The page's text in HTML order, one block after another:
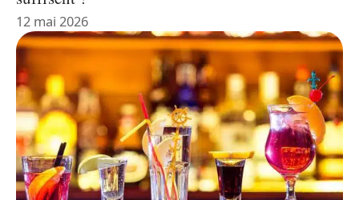
12 mai 2026